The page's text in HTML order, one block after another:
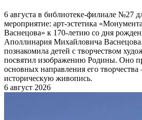
6 августа в библиотеке-филиале №27
мероприятие: арт-эстетика
Васнецова» к 170-летию со дня
Аполлинария Михайловича
познакомила детей с творчеством
посвятил изображению Родины. Оно
основных направления его
историческую живопись.
6 август 2026